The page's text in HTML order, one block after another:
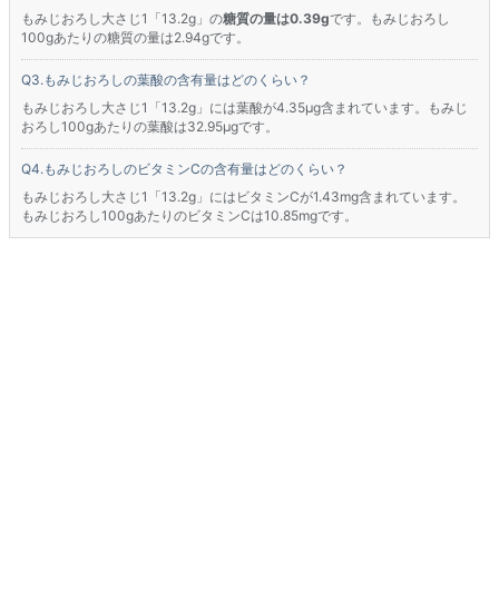
もみじおろし大さじ1「13.2g」の糖質の量は0.39gです。もみじおろし
100gあたりの糖質の量は2.94gです。
もみじおろしの葉酸の含有量はどのくらい？
もみじおろし大さじ1「13.2g」には葉酸が4.35μg含まれています。もみじ
おろし100gあたりの葉酸は32.95μgです。
もみじおろしのビタミンCの含有量はどのくらい？
もみじおろし大さじ1「13.2g」にはビタミンCが1.43mg含まれています。
もみじおろし100gあたりのビタミンCは10.85mgです。